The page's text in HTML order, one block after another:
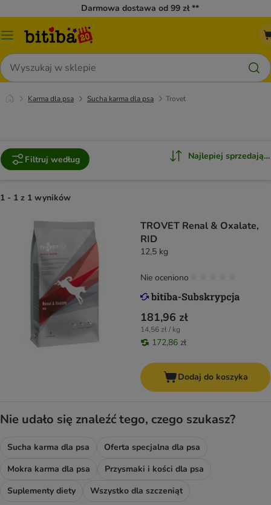
Darmowa dostawa od 99 zł **
Menu
Szukaj
Karma dla psa Sucha karma dla psa Trovet
Filtruj według Najlepiej
1 - 1 z 1 wyników
TROVET Renal & Oxalate,
RID
12,5 kg
181,96 zł
14,56 zł / kg
172,86 zł
Nie oceniono
Dodaj do koszyka
Nie udało się znaleźć tego, czego szukasz?
Sucha karma dla psa
Oferta specjalna dla psa
Mokra karma dla psa
Przysmaki i kości dla psa
Suplementy diety
Wszystko dla szczeniąt